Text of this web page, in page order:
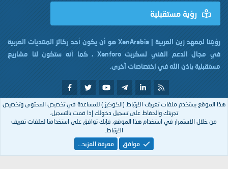
رؤية مستقبلية
رؤيتنا لمعهد زين العربية | XenArabia هو أن يكون أحد ركائز المنتديات العربية
في مجال الدعم الفني لسكربت Xenforo ، كما أنه ستكون لنا مشاريع
مستقبلية بإذن الله في إختصاصات آخرى.
تم التصميم بكل منXenArabia
الشروط والقوانين سياسة الخصوصية
هذا الموقع يستخدم ملفات تعريف الارتباط (الكوكيز ) للمساعدة في تخصيص المحتوى وتخصيص
تجربتك والحفاظ على تسجيل دخولك إذا قمت بالتسجيل.
من خلال الاستمرار في استخدام هذا الموقع، فإنك توافق على استخدامنا لملفات تعريف
الارتباط.
موافق
معرفة المزيد…